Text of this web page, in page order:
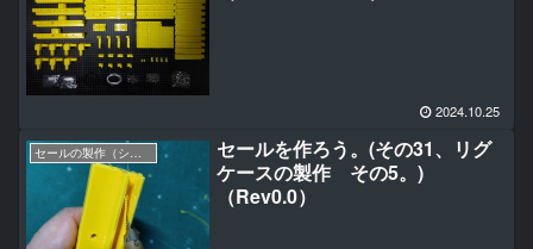
2024.10.25
セールの製作（シングルパネル編）
セールを作ろう。(その31、リグ
ケースの製作 その5。)
（Rev0.0）